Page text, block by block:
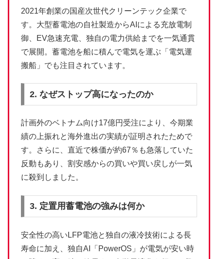
2021年創業の国産次世代クリーンテック企業で
す。大型蓄電池の自社製造からAIによる充放電制
御、EV急速充電、独自の電力供給までを一気通貫
で展開。蓄電池を船に積んで電気を運ぶ「電気運
搬船」でも注目されています。
2. なぜストップ高になったのか
計画外のベトナム向け17億円受注により、今期業
績の上振れと海外進出の実績が証明されたためで
す。さらに、直近で株価が約67％も急落していた
反動もあり、割安感からの買いや買い戻しが一気
に殺到しました。
3. 定置用蓄電池の強みは何か
安全性の高いLFP電池と独自の液冷技術による長
寿命に加え、独自AI「PowerOS」が電気が安い時